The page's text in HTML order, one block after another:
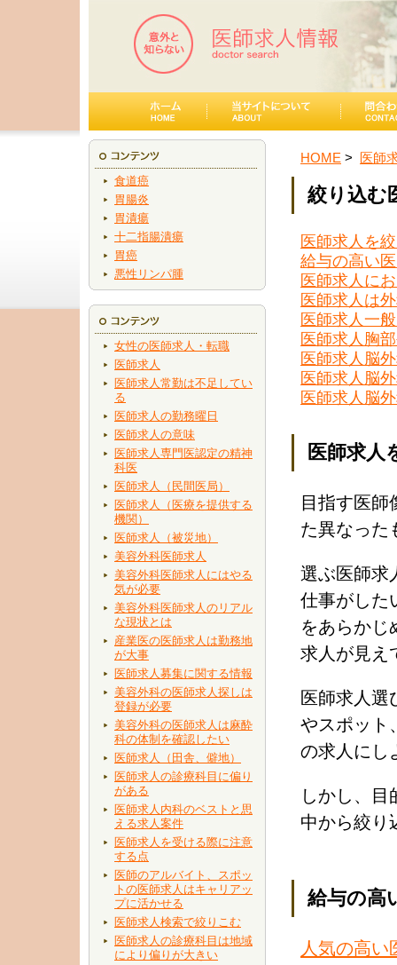
食道癌
胃腸炎
胃潰瘍
十二指腸潰瘍
胃癌
悪性リンパ腫
女性の医師求人・転職
医師求人
医師求人常勤は不足してい
る
医師求人の勤務曜日
医師求人の意味
医師求人専門医認定の精神
科医
医師求人（民間医局）
医師求人（医療を提供する
機関）
医師求人（被災地）
美容外科医師求人
美容外科医師求人にはやる
気が必要
美容外科医師求人のリアル
な現状とは
産業医の医師求人は勤務地
が大事
医師求人募集に関する情報
美容外科の医師求人探しは
登録が必要
美容外科の医師求人は麻酔
科の体制を確認したい
医師求人（田舎、僻地）
医師求人の診療科目に偏り
がある
医師求人内科のベストと思
える求人案件
医師求人を受ける際に注意
する点
医師のアルバイト、スポッ
トの医師求人はキャリアッ
プに活かせる
医師求人検索で絞りこむ
医師求人の診療科目は地域
により偏りが大きい
HOME 医師
絞り込む
医師求人を
給与の高い
医師求人に
医師求人は
医師求人一
医師求人胸
医師求人脳
医師求人脳
医師求人脳
医師求人
目指す医師
た異なった
選ぶ医師求
仕事がした
をあらかじ
求人が見え
医師求人選
やスポット
の求人にし
しかし、
中から絞り
給与の高
人気の高い